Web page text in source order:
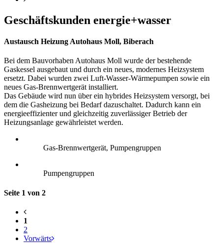
Geschäftskunden energie+wasser
Austausch Heizung Autohaus Moll, Biberach
Bei dem Bauvorhaben Autohaus Moll wurde der bestehende
Gaskessel ausgebaut und durch ein neues, modernes Heizsystem
ersetzt. Dabei wurden zwei Luft-Wasser-Wärmepumpen sowie ein
neues Gas-Brennwertgerät installiert.
Das Gebäude wird nun über ein hybrides Heizsystem versorgt, bei
dem die Gasheizung bei Bedarf dazuschaltet. Dadurch kann ein
energieeffizienter und gleichzeitig zuverlässiger Betrieb der
Heizungsanlage gewährleistet werden.
Gas-Brennwertgerät, Pumpengruppen
Pumpengruppen
Seite 1 von 2
1
2
Vorwärts